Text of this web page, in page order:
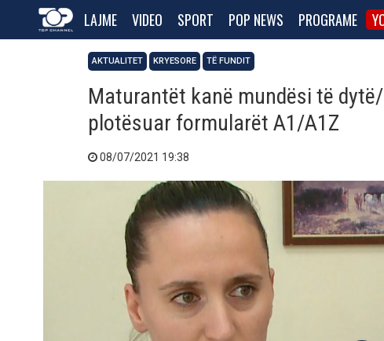
LAJME VIDEO SPORT POP NEWS PROGRAME
AKTUALITET KRYESORE TË FUNDIT
Maturantët kanë mundësi të
plotësuar formularët A1/A1Z
08/07/2021 19:38